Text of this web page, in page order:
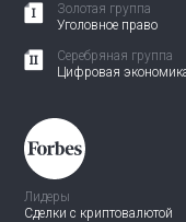
Золотая группа
Уголовное право
Серебряная группа
Цифровая
Лидеры
Сделки с криптовалютой